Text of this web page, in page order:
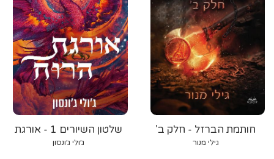
שלטון השיורים 1 - אורגת
הרוח
ג׳ולי ג׳ונסון
חותמת הברזל - חלק ב'
גילי מנור